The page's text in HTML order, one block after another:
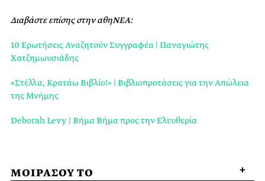
Διαβάστε επίσης στην αθηΝΕΑ:
10 Ερωτήσεις Αναζητούν Συγγραφέα | Παναγιώτης
Χατζημωυσιάδης
«Στέλλα, Κρατάω Βιβλίο!» | Βιβλιοπροτάσεις για την Απώλεια
της Μνήμης
Deborah Levy | Βήμα Βήμα προς την Ελευθερία
ΜΟΙΡΑΣΟΥ ΤΟ